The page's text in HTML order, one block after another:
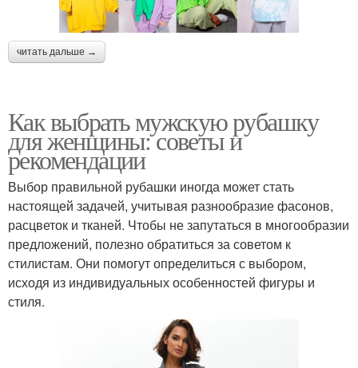
читать дальше →
Как выбрать мужскую рубашку
для женщины: советы и
рекомендации
Выбор правильной рубашки иногда может стать
настоящей задачей, учитывая разнообразие фасонов,
расцветок и тканей. Чтобы не запутаться в многообразии
предложений, полезно обратиться за советом к
стилистам. Они помогут определиться с выбором,
исходя из индивидуальных особенностей фигуры и
стиля.